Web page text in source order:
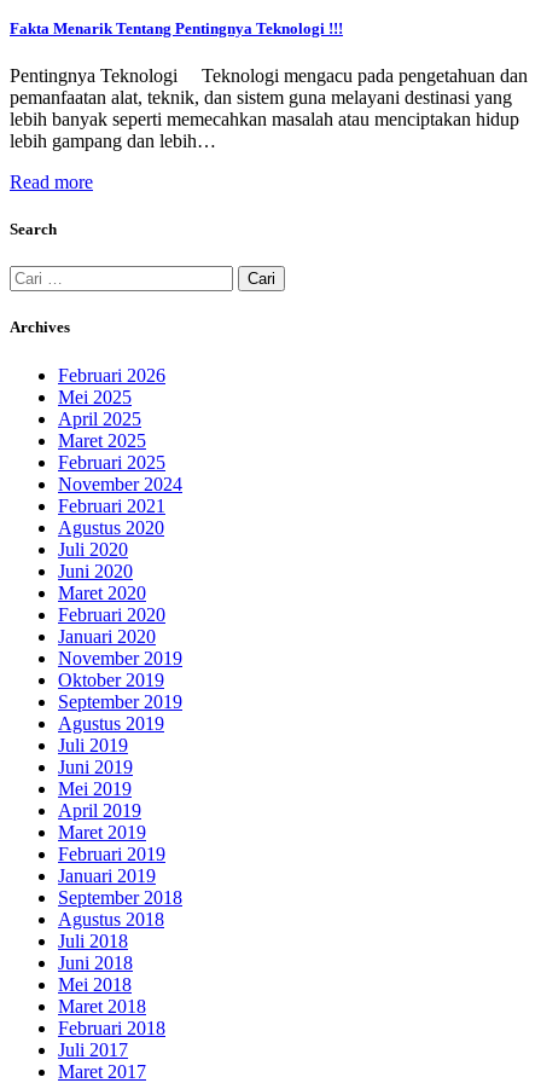
Fakta Menarik Tentang Pentingnya Teknologi !!!
Pentingnya Teknologi Teknologi mengacu pada pengetahuan dan
pemanfaatan alat, teknik, dan sistem guna melayani destinasi yang
lebih banyak seperti memecahkan masalah atau menciptakan hidup
lebih gampang dan lebih…
Read more
Search
Cari
untuk:
Archives
Februari 2026
Mei 2025
April 2025
Maret 2025
Februari 2025
November 2024
Februari 2021
Agustus 2020
Juli 2020
Juni 2020
Maret 2020
Februari 2020
Januari 2020
November 2019
Oktober 2019
September 2019
Agustus 2019
Juli 2019
Juni 2019
Mei 2019
April 2019
Maret 2019
Februari 2019
Januari 2019
September 2018
Agustus 2018
Juli 2018
Juni 2018
Mei 2018
Maret 2018
Februari 2018
Juli 2017
Maret 2017